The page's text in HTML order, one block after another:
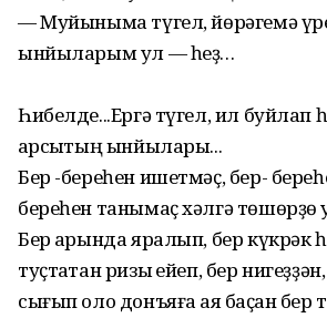
— Муйыныма түгел, йөрәгемә
ынйыларым ул — һеҙ…
Һибелде...Ергә түгел, ил буйлап
ҡарсыҡтың ынйылары...
Бер -береһен ишетмәҫ, бер-
береһен танымаҫ хәлгә төшөрҙө
Бер ҡарында яралып, бер күкрәк
туҫтаҡтан ризыҡ ейеп, бер
сығып оло донъяға аяҡ баҫҡан